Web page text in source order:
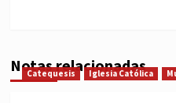
Notas relacionadas
Catequesis Iglesia Católica